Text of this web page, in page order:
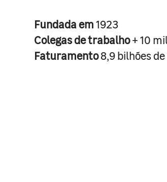
Fundada em1923
Colegas de trabalho+ 10
Faturamento8,9 bilhões